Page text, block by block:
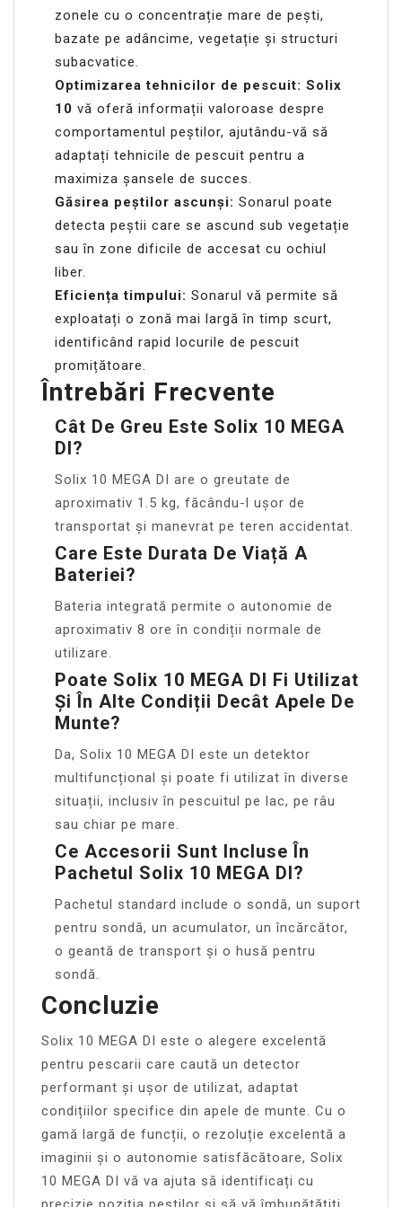
zonele cu o concentrație mare de pești,
bazate pe adâncime, vegetație și structuri
subacvatice.
Optimizarea tehnicilor de pescuit: Solix
10 vă oferă informații valoroase despre
comportamentul peștilor, ajutându-vă să
adaptați tehnicile de pescuit pentru a
maximiza șansele de succes.
Găsirea peștilor ascunși: Sonarul poate
detecta peștii care se ascund sub vegetație
sau în zone dificile de accesat cu ochiul
liber.
Eficiența timpului: Sonarul vă permite să
exploatați o zonă mai largă în timp scurt,
identificând rapid locurile de pescuit
promițătoare.
Întrebări Frecvente
Cât De Greu Este Solix 10 MEGA
DI?
Solix 10 MEGA DI are o greutate de
aproximativ 1.5 kg, făcându-l ușor de
transportat și manevrat pe teren accidentat.
Care Este Durata De Viață A
Bateriei?
Bateria integrată permite o autonomie de
aproximativ 8 ore în condiții normale de
utilizare.
Poate Solix 10 MEGA DI Fi Utilizat
Și În Alte Condiții Decât Apele De
Munte?
Da, Solix 10 MEGA DI este un detektor
multifuncțional și poate fi utilizat în diverse
situații, inclusiv în pescuitul pe lac, pe râu
sau chiar pe mare.
Ce Accesorii Sunt Incluse În
Pachetul Solix 10 MEGA DI?
Pachetul standard include o sondă, un suport
pentru sondă, un acumulator, un încărcător,
o geantă de transport și o husă pentru
sondă.
Concluzie
Solix 10 MEGA DI este o alegere excelentă
pentru pescarii care caută un detector
performant și ușor de utilizat, adaptat
condițiilor specifice din apele de munte. Cu o
gamă largă de funcții, o rezoluție excelentă a
imaginii și o autonomie satisfăcătoare, Solix
10 MEGA DI vă va ajuta să identificați cu